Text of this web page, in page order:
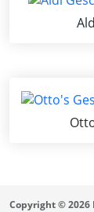
Copyright © 2026